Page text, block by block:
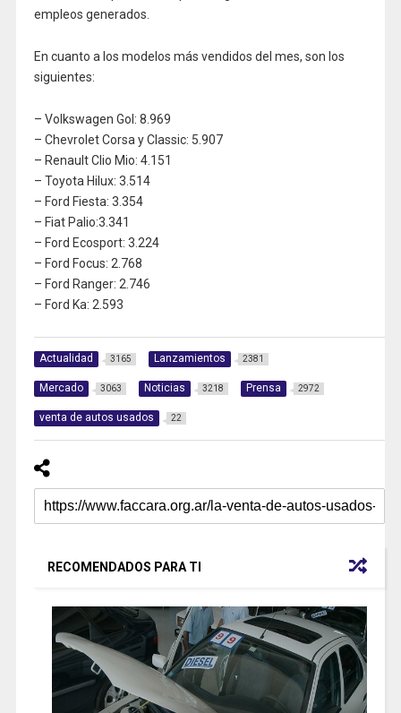
empleos generados.
En cuanto a los modelos más vendidos del mes, son los
siguientes:
– Volkswagen Gol: 8.969
– Chevrolet Corsa y Classic: 5.907
– Renault Clio Mio: 4.151
– Toyota Hilux: 3.514
– Ford Fiesta: 3.354
– Fiat Palio:3.341
– Ford Ecosport: 3.224
– Ford Focus: 2.768
– Ford Ranger: 2.746
– Ford Ka: 2.593
Actualidad 3165 Lanzamientos 2381
Mercado 3063 Noticias 3218 Prensa 2972
venta de autos usados 22
RECOMENDADOS PARA TI